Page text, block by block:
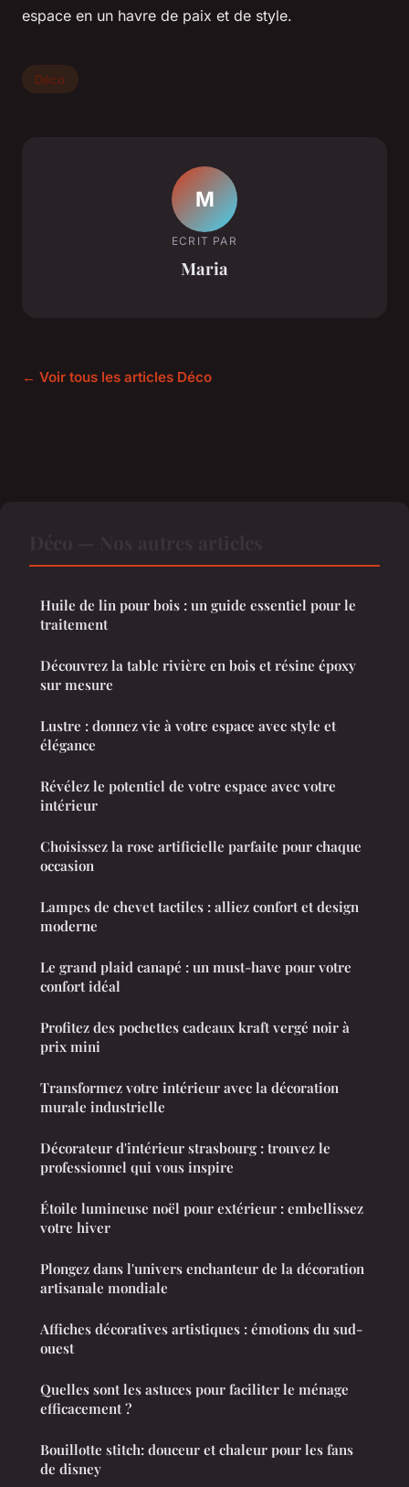
espace en un havre de paix et de style.
Déco
M
ECRIT PAR
Maria
← Voir tous les articles Déco
Huile de lin pour bois : un guide essentiel pour le
traitement
Découvrez la table rivière en bois et résine époxy
sur mesure
Lustre : donnez vie à votre espace avec style et
élégance
Révélez le potentiel de votre espace avec votre
intérieur
Choisissez la rose artificielle parfaite pour chaque
occasion
Lampes de chevet tactiles : alliez confort et design
moderne
Le grand plaid canapé : un must-have pour votre
confort idéal
Profitez des pochettes cadeaux kraft vergé noir à
prix mini
Transformez votre intérieur avec la décoration
murale industrielle
Décorateur d'intérieur strasbourg : trouvez le
professionnel qui vous inspire
Étoile lumineuse noël pour extérieur : embellissez
votre hiver
Plongez dans l'univers enchanteur de la décoration
artisanale mondiale
Affiches décoratives artistiques : émotions du sud-
ouest
Quelles sont les astuces pour faciliter le ménage
efficacement ?
Bouillotte stitch: douceur et chaleur pour les fans
de disney